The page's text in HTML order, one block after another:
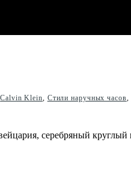
Calvin Klein, Стили наручных часов,